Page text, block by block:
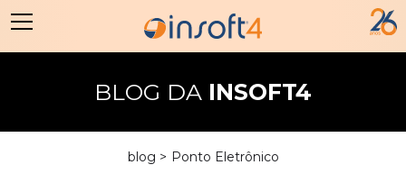
BLOG DAINSOFT4
blog > Ponto Eletrônico